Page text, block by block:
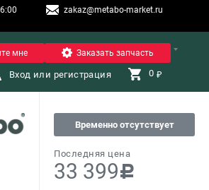
zakaz@metabo-market.ru
Санкт-Петербург
мне Заказать запчасть
Вход или регистрация 0 ₽
Временно отсутствует
Последняя цена
33 399c